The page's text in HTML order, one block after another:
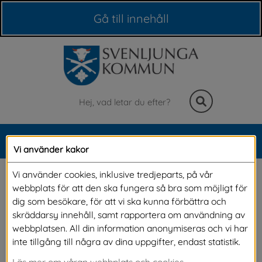
Gå till innehåll
Sök
Meny
Översiktsplan
Översiktsplanen uttrycker kommunens
långsiktiga och strategiska vilja för hur mark,
vatten och befintlig bebyggelse ska användas,
Vi använder kakor
Vi använder cookies, inklusive tredjeparts, på vår
webbplats för att den ska fungera så bra som möjligt för
dig som besökare, för att vi ska kunna förbättra och
skräddarsy innehåll, samt rapportera om användning av
webbplatsen. All din information anonymiseras och vi har
inte tillgång till några av dina uppgifter, endast statistik.